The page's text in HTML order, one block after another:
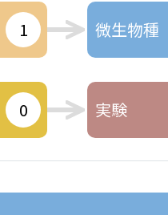
1
0
微生物種
実験